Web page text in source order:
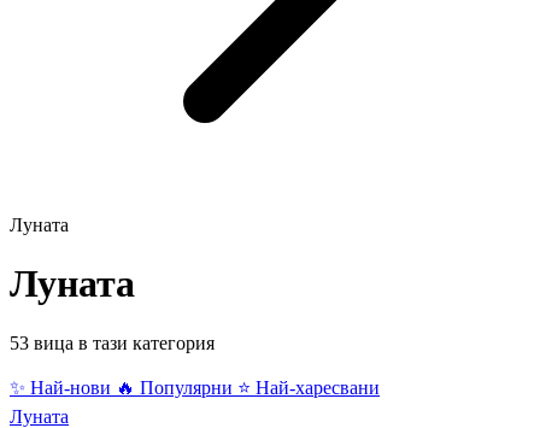
Луната
Луната
53 вица в тази категория
✨ Най-нови 🔥 Популярни ⭐ Най-харесвани
Луната